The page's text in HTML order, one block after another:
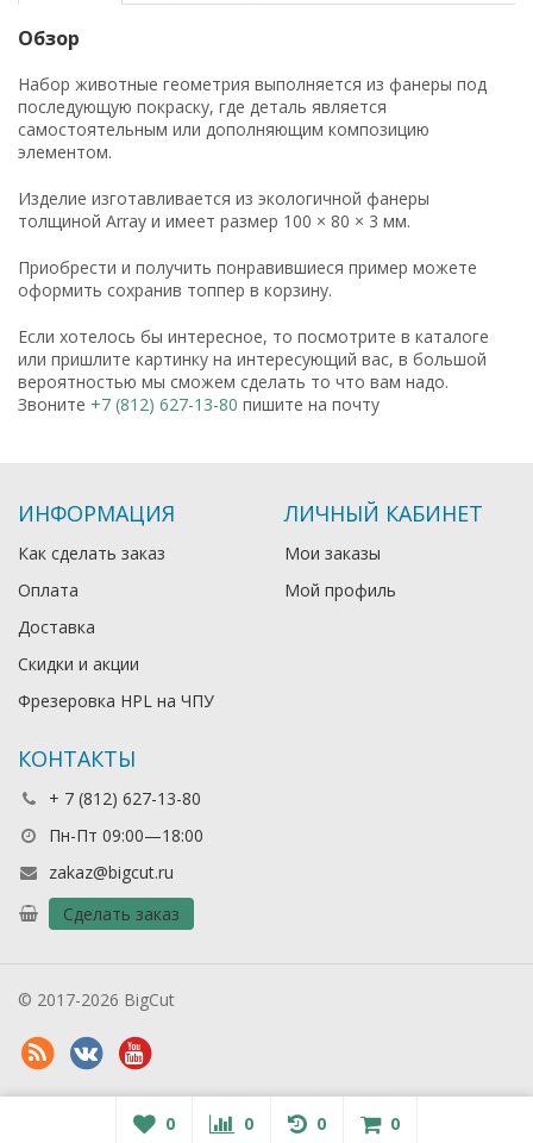
Обзор
Набор животные геометрия выполняется из фанеры под
последующую покраску, где деталь является
самостоятельным или дополняющим композицию
элементом.
Изделие изготавливается из экологичной фанеры
толщиной Array и имеет размер 100 × 80 × 3 мм.
Приобрести и получить понравившиеся пример можете
оформить сохранив топпер в корзину.
Если хотелось бы интересное, то посмотрите в каталоге
или пришлите картинку на интересующий вас, в большой
вероятностью мы сможем сделать то что вам надо.
Звоните +7 (812) 627-13-80 пишите на почту
ИНФОРМАЦИЯ
Как сделать заказ
Оплата
Доставка
Скидки и акции
Фрезеровка HPL на ЧПУ
ЛИЧНЫЙ КАБИНЕТ
Мои заказы
Мой профиль
КОНТАКТЫ
+ 7 (812) 627-13-80
Пн-Пт 09:00—18:00
zakaz@bigcut.ru
Сделать заказ
© 2017-2026 BigCut
0 0 0 0